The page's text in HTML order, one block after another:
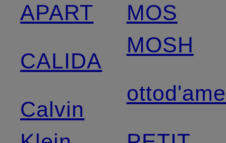
APART
CALIDA
Calvin
MOS
MOSH
ottod'ame